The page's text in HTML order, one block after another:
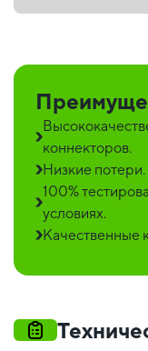
коннекторов.
Низкие потери.
100%
условиях.
Качественные